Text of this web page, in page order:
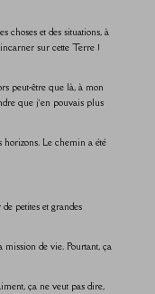
choses et des situations, à
sur cette Terre !
peut-être que là, à mon
que j’en pouvais plus
horizons. Le chemin a été
petites et grandes
de vie. Pourtant, ça
ça ne veut pas dire,